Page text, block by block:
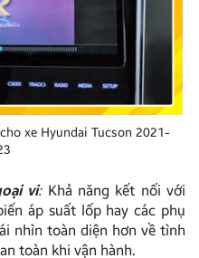
xe Hyundai Tucson 2021-
vi:Khả năng kết nối với
áp suất lốp hay các phụ
nhìn toàn diện hơn về tình
toàn khi vận hành.